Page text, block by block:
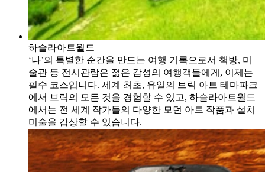
하슬라아트월드
‘나’의 특별한 순간을 만드는 여행 기록으로서 책방, 미
술관 등 전시관람은 젊은 감성의 여행객들에게, 이제는
필수 코스입니다. 세계 최초, 유일의 브릭 아트 테마파크
에서 브릭의 모든 것을 경험할 수 있고, 하슬라아트월드
에서는 전 세계 작가들의 다양한 모던 아트 작품과 설치
미술을 감상할 수 있습니다.